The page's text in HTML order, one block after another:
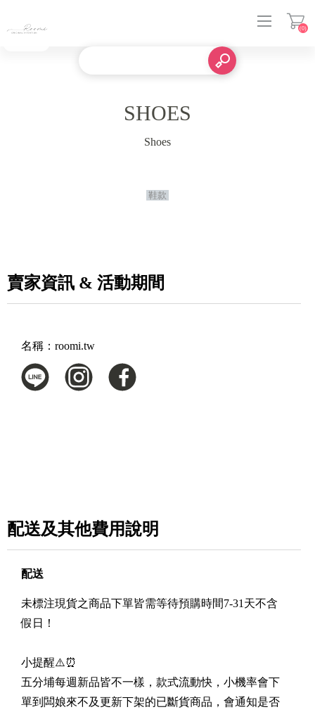
(0)
SHOES
Shoes
鞋款
賣家資訊 & 活動期間
名稱： roomi.tw
配送及其他費用說明
配送
未標注現貨之商品下單皆需等待預購時間7-31天不含
假日！
小提醒⚠️⏰
五分埔每週新品皆不一樣，款式流動快，小機率會下
單到闆娘來不及更新下架的已斷貨商品，會通知是否